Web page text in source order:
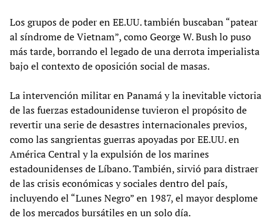
Los grupos de poder en EE.UU. también buscaban “patear
al síndrome de Vietnam”, como George W. Bush lo puso
más tarde, borrando el legado de una derrota imperialista
bajo el contexto de oposición social de masas.
La intervención militar en Panamá y la inevitable victoria
de las fuerzas estadounidense tuvieron el propósito de
revertir una serie de desastres internacionales previos,
como las sangrientas guerras apoyadas por EE.UU. en
América Central y la expulsión de los marines
estadounidenses de Líbano. También, sirvió para distraer
de las crisis económicas y sociales dentro del país,
incluyendo el “Lunes Negro” en 1987, el mayor desplome
de los mercados bursátiles en un solo día.